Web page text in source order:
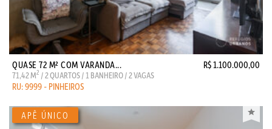
QUASE 72 M² COM VARANDA... R$ 1.100.000,00
71,42 M2 / 2 QUARTOS / 1 BANHEIRO / 2 VAGAS
RU: 9999 - PINHEIROS